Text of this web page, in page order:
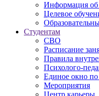
Информация
Целевое
Студентам
СВО
Расписание
Правила
Психолого-
Единое окно по
Мероприятия
Центр карьеры